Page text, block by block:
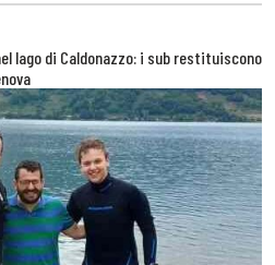
lago di Caldonazzo: i sub restituiscono